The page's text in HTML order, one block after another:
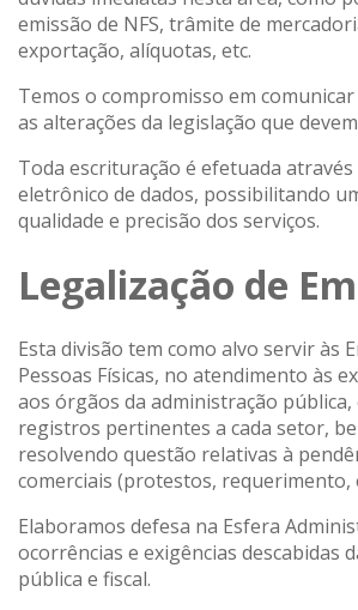
emissão de NFS, trâmite de
exportação, alíquotas, etc.
Temos o compromisso em
as alterações da legislação que
Toda escrituração é efetuada através
eletrônico de dados, possibilitando
qualidade e precisão dos serviços.
Legalização de
Esta divisão tem como alvo servir às
Pessoas Físicas, no atendimento às
aos órgãos da administração
registros pertinentes a cada setor,
resolvendo questão relativas à
comerciais (protestos, requerimento,
Elaboramos defesa na Esfera
ocorrências e exigências descabidas
pública e fiscal.